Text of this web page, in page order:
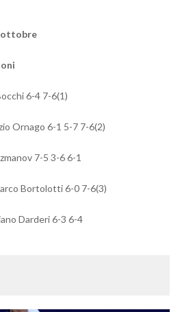
ottobre
6-4 7-6(1)
Ornago 6-1 5-7 7-6(2)
7-5 3-6 6-1
Bortolotti 6-0 7-6(3)
Darderi 6-3 6-4